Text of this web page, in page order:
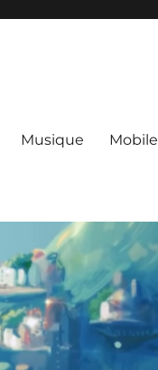
Musique Mobile